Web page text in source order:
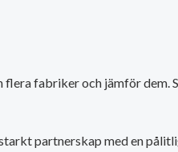
fabriker och jämför dem.
partnerskap med en